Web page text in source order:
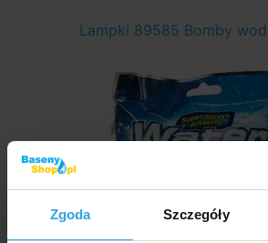
Zgoda Szczegóły
Lampki 89585 Bomby